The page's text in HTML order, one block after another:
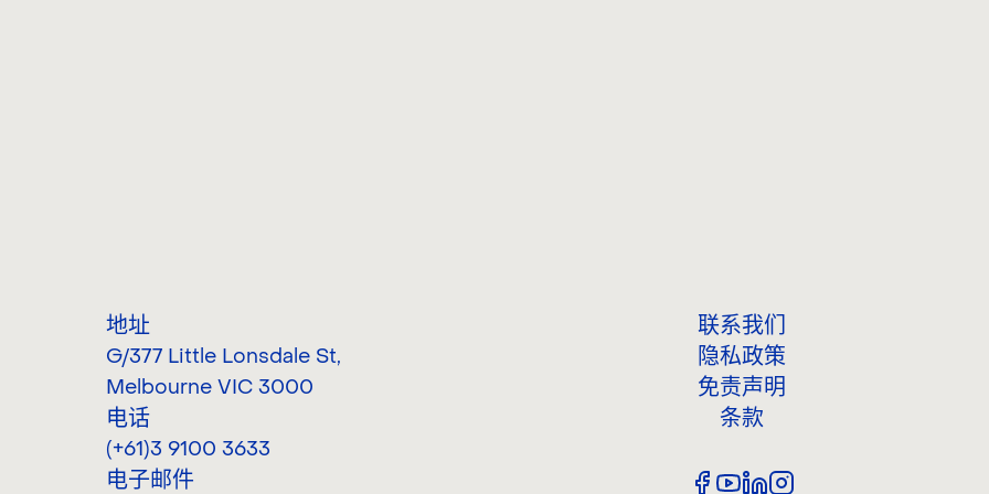
地址
G/377 Little Lonsdale St,
Melbourne VIC 3000
电话
(+61)3 9100 3633
电子邮件
联系我们
隐私政策
免责声明
条款